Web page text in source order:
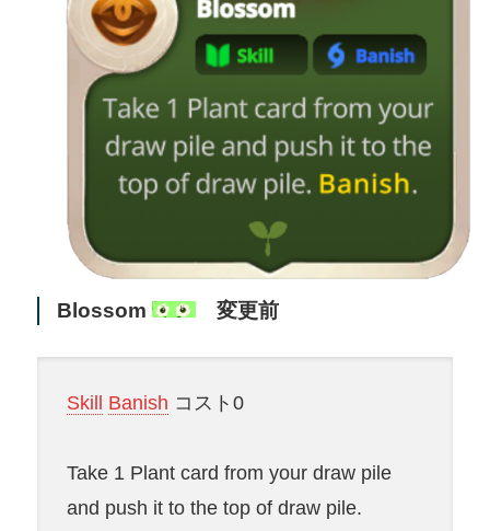
Blossom 変更前
Skill Banish コスト0
Take 1 Plant card from your draw pile
and push it to the top of draw pile.